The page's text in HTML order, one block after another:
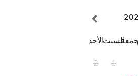
السبتالأحد
1
2